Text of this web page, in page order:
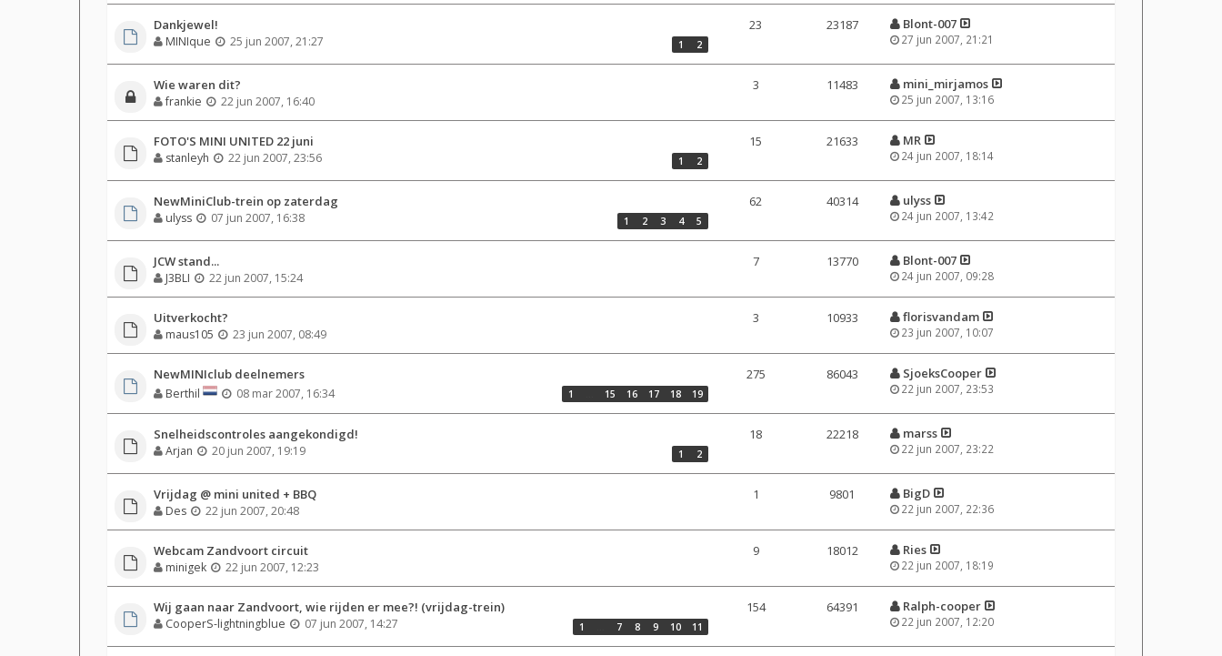
Dankjewel!
1 2
MINIque 25 jun 2007, 21:27
23 23187 Blont-007
27 jun 2007, 21:21
Wie waren dit?
frankie 22 jun 2007, 16:40
3 11483 mini_mirjamos
25 jun 2007, 13:16
FOTO'S MINI UNITED 22 juni
1 2
stanleyh 22 jun 2007, 23:56
15 21633 MR
24 jun 2007, 18:14
NewMiniClub-trein op zaterdag
1 2 3 4 5
ulyss 07 jun 2007, 16:38
62 40314 ulyss
24 jun 2007, 13:42
JCW stand...
J3BLI 22 jun 2007, 15:24
7 13770 Blont-007
24 jun 2007, 09:28
Uitverkocht?
maus105 23 jun 2007, 08:49
3 10933 florisvandam
23 jun 2007, 10:07
NewMINIclub deelnemers
1 15 16 17 18 19
Berthil 08 mar 2007, 16:34
275 86043 SjoeksCooper
22 jun 2007, 23:53
Snelheidscontroles aangekondigd!
1 2
Arjan 20 jun 2007, 19:19
18 22218 marss
22 jun 2007, 23:22
Vrijdag @ mini united + BBQ
Des 22 jun 2007, 20:48
1 9801 BigD
22 jun 2007, 22:36
Webcam Zandvoort circuit
minigek 22 jun 2007, 12:23
9 18012 Ries
22 jun 2007, 18:19
Wij gaan naar Zandvoort, wie rijden er mee?! (vrijdag-trein)
1 7 8 9 10 11
CooperS-lightningblue 07 jun 2007, 14:27
154 64391 Ralph-cooper
22 jun 2007, 12:20